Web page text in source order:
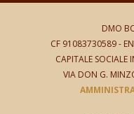
DMO
CF 91083730589 -
CAPITALE SOCIALE
VIA DON G.